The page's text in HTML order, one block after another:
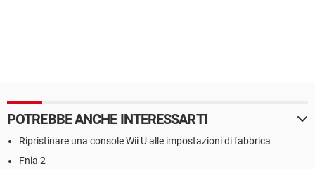
POTREBBE ANCHE INTERESSARTI
Ripristinare una console Wii U alle impostazioni di fabbrica
Fnia 2